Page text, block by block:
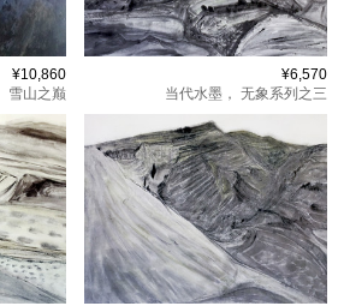
¥10,860
雪山之巅
¥6,570
当代水墨， 无象系列之三